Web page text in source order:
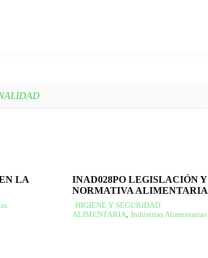
LA
INAD028PO LEGISLACIÓN Y
NORMATIVA ALIMENTARIA
HIGIENE Y SEGURIDAD
ALIMENTARIA, Indústrias Alimentarias